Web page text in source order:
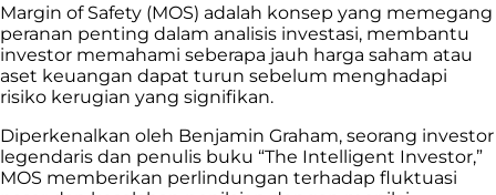
Margin of Safety (MOS) adalah konsep yang memegang
peranan penting dalam analisis investasi, membantu
investor memahami seberapa jauh harga saham atau
aset keuangan dapat turun sebelum menghadapi
risiko kerugian yang signifikan.
Diperkenalkan oleh Benjamin Graham, seorang investor
legendaris dan penulis buku “The Intelligent Investor,”
MOS memberikan perlindungan terhadap fluktuasi